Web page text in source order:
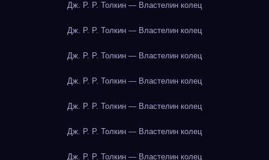
Дж. Р. Р. Толкин — Властелин колец
Дж. Р. Р. Толкин — Властелин колец
Дж. Р. Р. Толкин — Властелин колец
Дж. Р. Р. Толкин — Властелин колец
Дж. Р. Р. Толкин — Властелин колец
Дж. Р. Р. Толкин — Властелин колец
Дж. Р. Р. Толкин — Властелин колец